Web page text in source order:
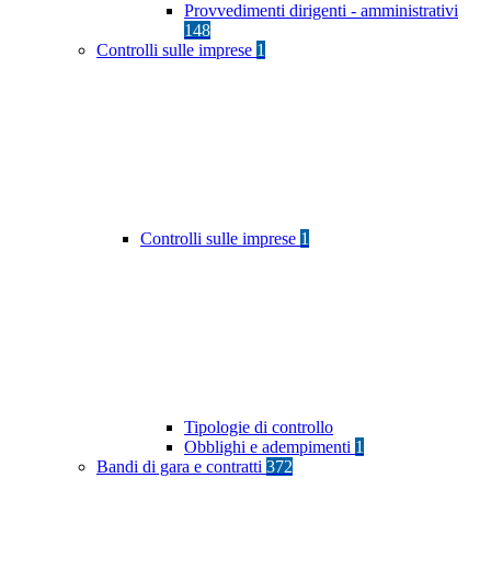
Provvedimenti dirigenti - amministrativi
148
Controlli sulle imprese 1
Controlli sulle imprese 1
Tipologie di controllo
Obblighi e adempimenti 1
Bandi di gara e contratti 372